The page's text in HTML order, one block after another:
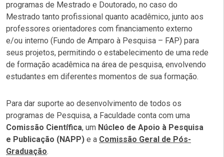
programas de Mestrado e Doutorado, no caso do
Mestrado tanto profissional quanto acadêmico, junto aos
professores orientadores com financiamento externo
e/ou interno (Fundo de Amparo à Pesquisa – FAP) para
seus projetos, permitindo o estabelecimento de uma rede
de formação acadêmica na área de pesquisa, envolvendo
estudantes em diferentes momentos de sua formação.
Para dar suporte ao desenvolvimento de todos os
programas de Pesquisa, a Faculdade conta com uma
Comissão Científica, um Núcleo de Apoio à Pesquisa
e Publicação (NAPP) e a Comissão Geral de Pós-
Graduação.